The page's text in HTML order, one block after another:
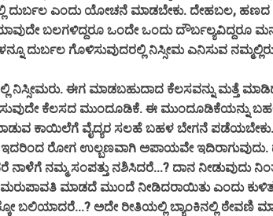
ದುರ್ಬಲ ಎಂದು ಯೋಚನೆ ಮಾಡಬೇಕು. ದೇಹಬಲ, ಹಣದ
ಬಲಗಳಿದ್ದರೂ ಒಂದೇ ಒಂದು ದೌರ್ಬಲ್ಯವಿದ್ದರೂ
ದುರ್ಬಲ ಗೊಳಿಸುವುದರಲ್ಲಿ ನಿಸ್ಸೀಮ ಎನಿಸುವ
ನಿಸ್ಸೀಮರು. ಈಗ ಮಾಡಬಹುದಾದ ಕೆಲಸವನ್ನು ಮತ್ತೆ
ಕೆಲಸದ ಮುಂದೂಡಿಕೆ. ಈ ಮುಂದೂಡಿಕೆಯನ್ನು ಬಹಳಷ್ಟು
ಕಾಯಿಲೆಗೆ ವೈದ್ಯರ ಸಲಹೆ ಬಹಳ ಬೇಗನೆ ಪಡೆಯಬೇಕು.
ರೋಗ ಉಲ್ಬಣವಾಗಿ ಅಪಾಯವೇ ಇದಿರಾಗುವುದು.
ನಮ್ಮ ಸಂಪತ್ತು ನಶಿಸಿದರೆ...? ದಾನ ನೀಡುವುದು
ಮಾಡದೆ ಮುಂದೆ ನೀಡಿದರಾಯಿತು ಎಂದು
ಬಲಿಯಾದರೆ...? ಅದೇ ರೀತಿಯಲ್ಲಿ ಬ್ಯಾಂಕಿನಲ್ಲಿ ಠೇವಣಿ